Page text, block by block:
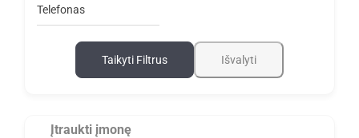
Telefonas
Taikyti Filtrus Išvalyti
Įtraukti įmonę